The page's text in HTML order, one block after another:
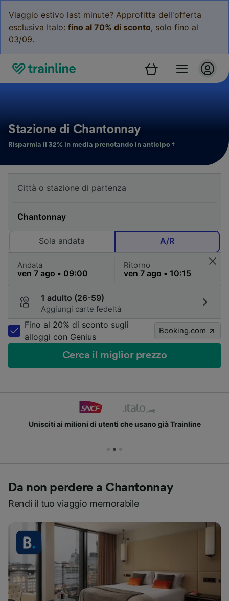
Viaggio estivo last minute? Approfitta dell'offerta
esclusiva Italo: fino al 70% di sconto, solo fino al
03/09.
Stazione di Chantonnay
Risparmia il 32% in media prenotando in anticipo †
Sola andata A/R
Andata Ritorno
1 adulto (26-59)
Aggiungi carte fedeltà
Fino al 20% di sconto sugli
alloggi con Genius
Booking.com
Cerca il miglior prezzo
Unisciti ai milioni di utenti che usano già Trainline
Da non perdere a Chantonnay
Rendi il tuo viaggio memorabile